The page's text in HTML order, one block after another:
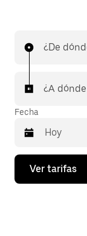
¿De
¿A
Fecha
Presiona
flecha
Ver tarifas